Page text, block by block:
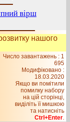
вірш
нашого
Число завантажень : 1
695
Модифіковано :
18.03.2020
Якщо ви помітили
помилку набору
на цiй сторiнцi,
видiлiть її мишкою
та натисніть
Ctrl+Enter.